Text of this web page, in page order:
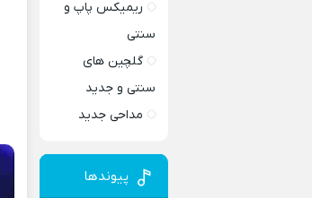
ریمیکس پاپ و
سنتی
گلچین های
سنتی و جدید
مداحی جدید
پیوندها